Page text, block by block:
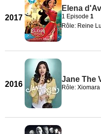
2017
Elena
1 Episode 1
Rôle: Reine
2016
Jane The
Rôle: